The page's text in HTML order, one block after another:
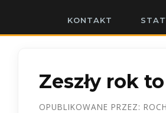
KONTAKT
Zeszły rok
OPUBLIKOWANE PRZEZ: